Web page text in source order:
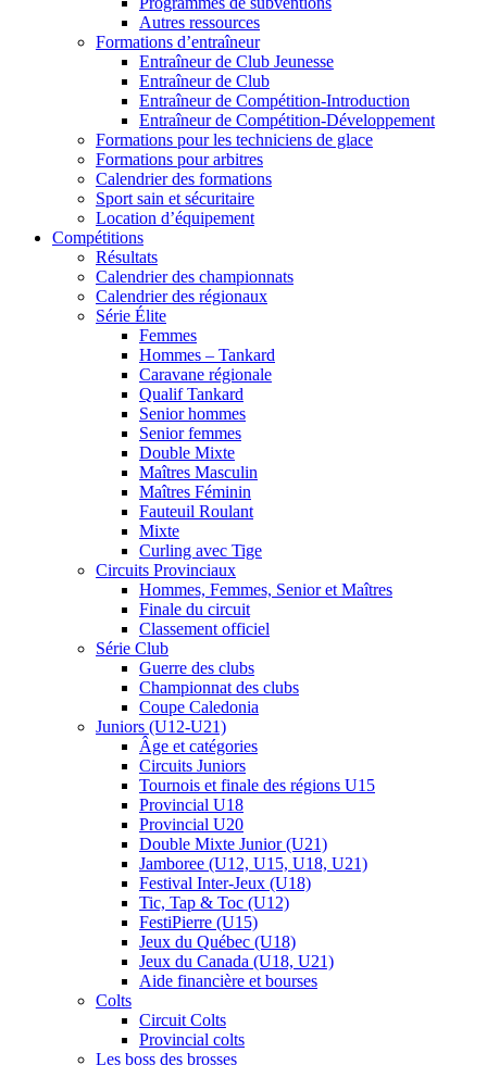
Autres ressources
Formations d’entraîneur
Entraîneur de Club Jeunesse
Entraîneur de Club
Entraîneur de Compétition-Introduction
Entraîneur de Compétition-Développement
Formations pour les techniciens de glace
Formations pour arbitres
Calendrier des formations
Sport sain et sécuritaire
Location d’équipement
Compétitions
Résultats
Calendrier des championnats
Calendrier des régionaux
Série Élite
Femmes
Hommes – Tankard
Caravane régionale
Qualif Tankard
Senior hommes
Senior femmes
Double Mixte
Maîtres Masculin
Maîtres Féminin
Fauteuil Roulant
Mixte
Curling avec Tige
Circuits Provinciaux
Hommes, Femmes, Senior et Maîtres
Finale du circuit
Classement officiel
Série Club
Guerre des clubs
Championnat des clubs
Coupe Caledonia
Juniors (U12-U21)
Âge et catégories
Circuits Juniors
Tournois et finale des régions U15
Provincial U18
Provincial U20
Double Mixte Junior (U21)
Jamboree (U12, U15, U18, U21)
Festival Inter-Jeux (U18)
Tic, Tap & Toc (U12)
FestiPierre (U15)
Jeux du Québec (U18)
Jeux du Canada (U18, U21)
Aide financière et bourses
Colts
Circuit Colts
Provincial colts
Les boss des brosses